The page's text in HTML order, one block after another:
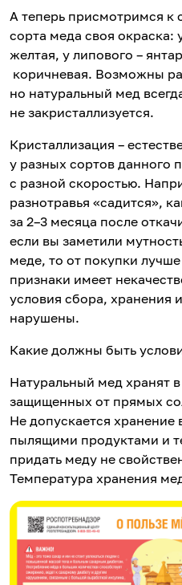
А теперь присмотримся к
сорта меда своя окраска:
желтая, у липового –
коричневая. Возможны
но натуральный мед
не закристаллизуется.
Кристаллизация –
у разных сортов данного
с разной скоростью.
разнотравья «садится»,
за 2–3 месяца после
если вы заметили
меде, то от покупки лучше
признаки имеет
условия сбора, хранения
нарушены.
Какие должны быть
Натуральный мед хранят
защищенных от прямых
Не допускается
пылящими продуктами и
придать меду не
Температура хранения